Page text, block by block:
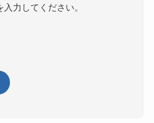
力してください。